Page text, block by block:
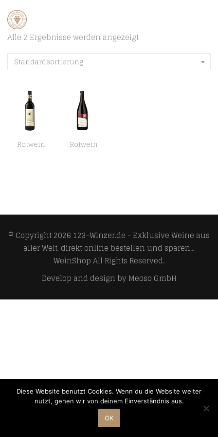
Alle 2 Ergebnisse werden angezeigt
Standardsortierung
Rotwein Rotwein
© Copyright 2026 123-Winzer.de - Exklusive Weine aus
aller Welt, direkt online bestellen und sparen...
WeinShopAll Rights Reserved.
Develop and design byMeoso GmbH
Diese Website benutzt Cookies. Wenn du die Website weiter
nutzt, gehen wir von deinem Einverständnis aus.
OK